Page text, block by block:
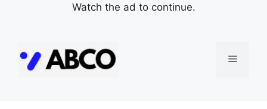
Watch the ad to continue.
content
Menu